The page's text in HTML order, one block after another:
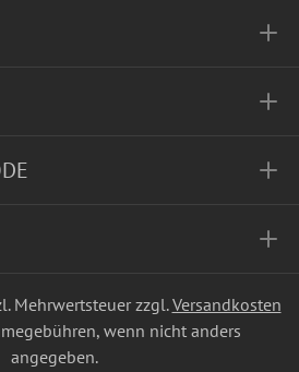
Mehrwertsteuer zzgl.Versandkosten
wenn nicht anders
angegeben.